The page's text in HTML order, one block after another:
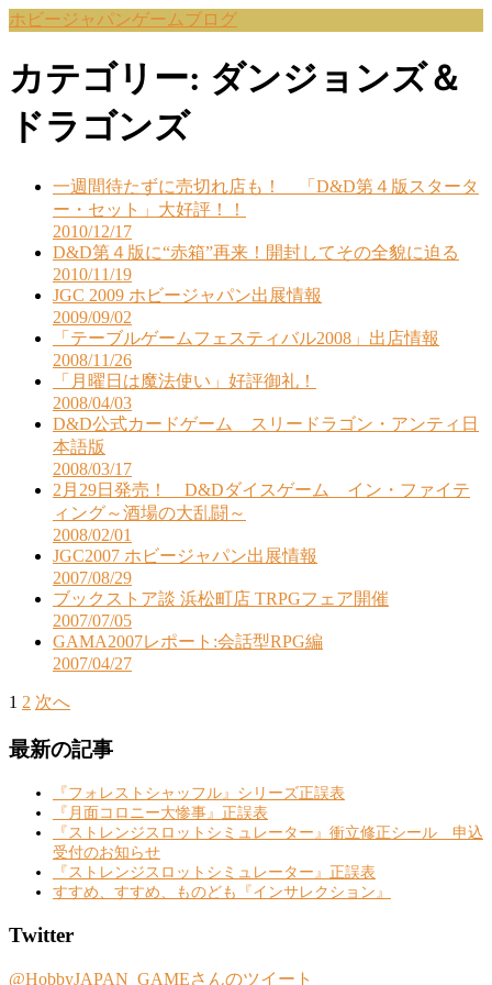
ホビージャパンゲームブログ
カテゴリー: ダンジョンズ＆
ドラゴンズ
一週間待たずに売切れ店も！ 「D&D第４版スタータ
ー・セット」大好評！！
投
稿
日
2010/12/17
D&D第４版に“赤箱”再来！開封してその全貌に迫る
投
稿
日
2010/11/19
JGC 2009 ホビージャパン出展情報
投
稿
日
2009/09/02
「テーブルゲームフェスティバル2008」出店情報
投
稿
日
2008/11/26
「月曜日は魔法使い」好評御礼！
投
稿
日
2008/04/03
D&D公式カードゲーム スリードラゴン・アンティ日
本語版
投
稿
日
2008/03/17
2月29日発売！ D&Dダイスゲーム イン・ファイテ
ィング～酒場の大乱闘～
投
稿
日
2008/02/01
JGC2007 ホビージャパン出展情報
投
稿
日
2007/08/29
ブックストア談 浜松町店 TRPGフェア開催
投
稿
日
2007/07/05
GAMA2007レポート:会話型RPG編
投
日
2007/04/27
投
稿
1 2 次へ
最新の記事
『フォレストシャッフル』シリーズ正誤表
『月面コロニー大惨事』正誤表
『ストレンジスロットシミュレーター』衝立修正シール 申込
受付のお知らせ
『ストレンジスロットシミュレーター』正誤表
すすめ、すすめ、ものども『インサレクション』
Twitter
@HobbyJAPAN_GAMEさんのツイート